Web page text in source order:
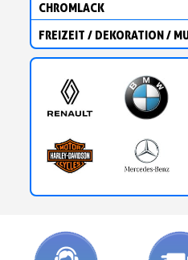
CHROMLACK
FREIZEIT / DEKORATION /